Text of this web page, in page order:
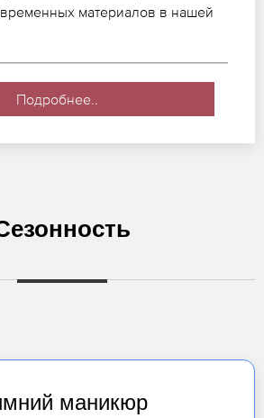
материалов в нашей
Подробнее..
маникюр